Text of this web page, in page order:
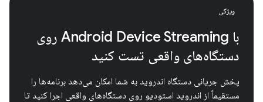
ویژگی
با Android Device Streaming روی
دستگاه‌های واقعی تست کنید
پخش جریانی دستگاه اندروید به شما امکان می‌دهد برنامه‌ها را
مستقیماً از اندروید استودیو روی دستگاه‌های واقعی اجرا کنید تا